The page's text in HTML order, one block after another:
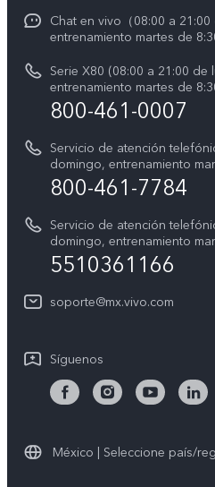
Centro de servicio
Consulta el Precio de los
Manual de usuario
Actualización del sistema
Instrucciones de la garantía de
La vida en vivo
Acerca de nosotros
Avisos legales
Centro de privacidad de vivo
T&C X300 Pro
#vivoElFútbol
T&C #vivoElFútbol
Chat en vivo（08:00 a
entrenamiento martes de
Serie X80 (08:00 a 21:00
entrenamiento martes de
800-461-0007
Servicio de atención
domingo, entrenamiento
800-461-7784
Servicio de atención
domingo, entrenamiento
5510361166
soporte@mx.vivo.com
Síguenos
México | Seleccione país/